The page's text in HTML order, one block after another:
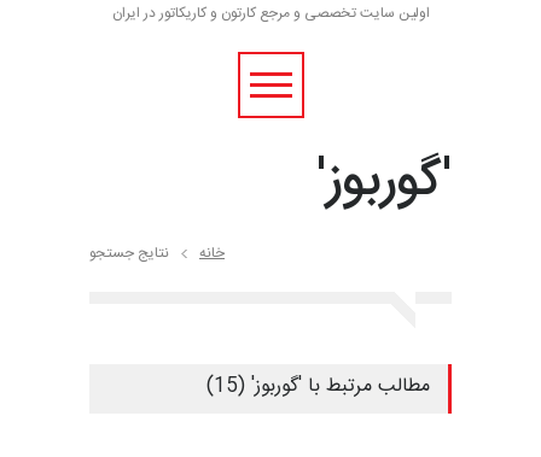
اولین سایت تخصصی و مرجع کارتون و کاریکاتور در ایران
'گوربوز'
خانه نتایج جستجو
مطالب مرتبط با 'گوربوز' (15)